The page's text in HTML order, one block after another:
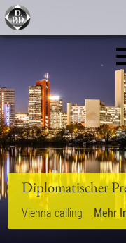
Diplomatischer
Vienna calling Mehr